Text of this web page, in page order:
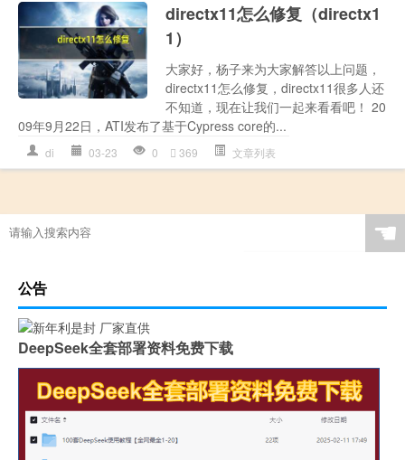
directx11怎么修复（directx1
1）
大家好，杨子来为大家解答以上问题，
directx11怎么修复，directx11很多人还
不知道，现在让我们一起来看看吧！ 20
09年9月22日，ATI发布了基于Cypress core的...
di 03-23 0 369 文章列表
☚
公告
DeepSeek全套部署资料免费下载